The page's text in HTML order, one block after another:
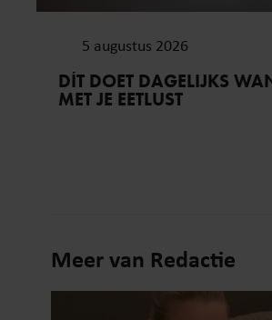
5 augustus 2026
DÍT DOET DAGELIJKS
MET JE EETLUST
Meer van Redactie